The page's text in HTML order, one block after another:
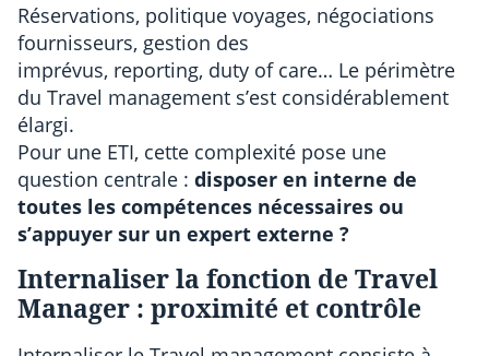
Réservations, politique voyages, négociations
fournisseurs, gestion des
imprévus, reporting, duty of care… Le périmètre
du Travel management s’est considérablement
élargi.
Pour une ETI, cette complexité pose une
question centrale : disposer en interne de
toutes les compétences nécessaires ou
s’appuyer sur un expert externe ?
Internaliser la fonction de Travel
Manager : proximité et contrôle